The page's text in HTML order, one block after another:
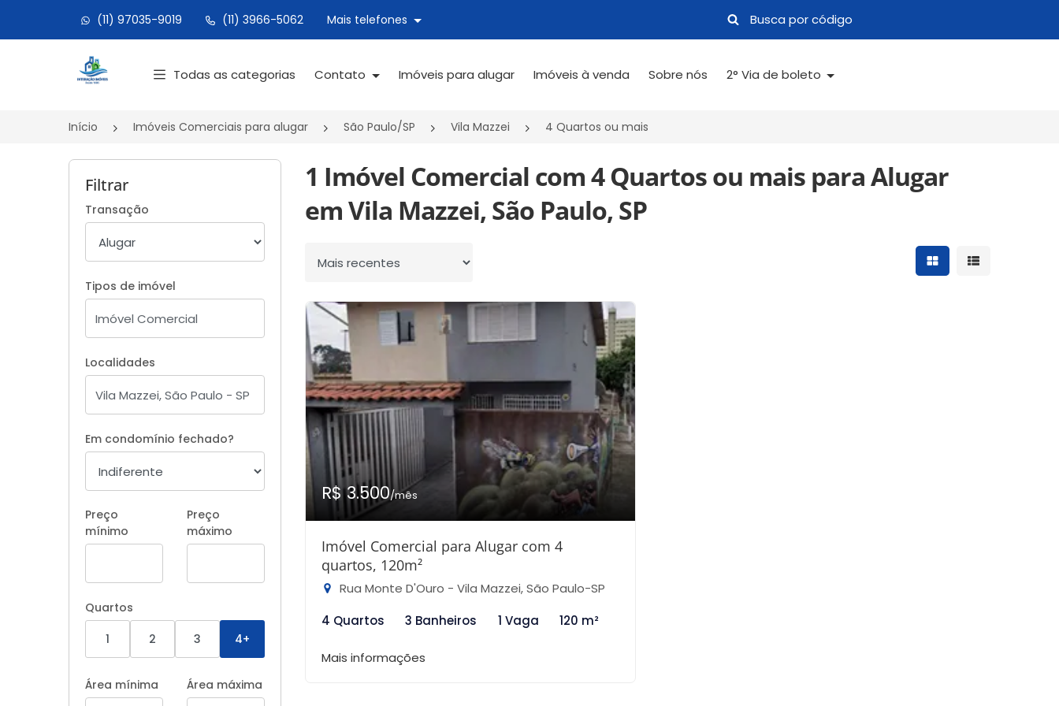
(11) 97035-9019 (11) 3966-5062 Mais telefones
Página inicial
Todas as categorias Contato Imóveis para alugar Imóveis à venda Sobre nós 2° Via de boleto
Início Imóveis Comerciais para alugar São Paulo/SP Vila Mazzei 4 Quartos ou mais
Filtrar
Transação
Tipos de imóvel
Localidades
Em condomínio fechado?
Preço
mínimo
Preço
máximo
Quartos
1
2 3 4+
Área mínima Área máxima
1 Imóvel Comercial com 4 Quartos ou mais para Alugar
em Vila Mazzei, São Paulo, SP
Ordenar por Mostrar resultados
Mostrar
R$ 3.500/mês
Imóvel Comercial para Alugar com 4
quartos, 120m²
Rua Monte D'Ouro - Vila Mazzei, São Paulo-SP
4 Quartos
3 Banheiros 1 Vaga 120 m²
Mais informações